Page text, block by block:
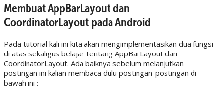
Membuat AppBarLayout dan
CoordinatorLayout pada Android
Pada tutorial kali ini kita akan mengimplementasikan dua fungsi
di atas sekaligus belajar tentang AppBarLayout dan
CoordinatorLayout. Ada baiknya sebelum melanjutkan
postingan ini kalian membaca dulu postingan-postingan di
bawah ini :